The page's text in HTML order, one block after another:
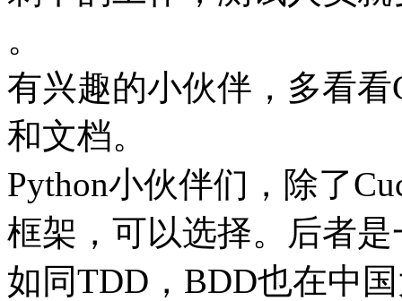
。
有兴趣的小伙伴，多看看
和文档。
Python小伙伴们，除了
框架，可以选择。后者
如同TDD，BDD也在中